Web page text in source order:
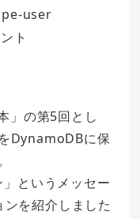
user
ト
」の第5回とし
DynamoDBに保
というメッセー
を紹介しました